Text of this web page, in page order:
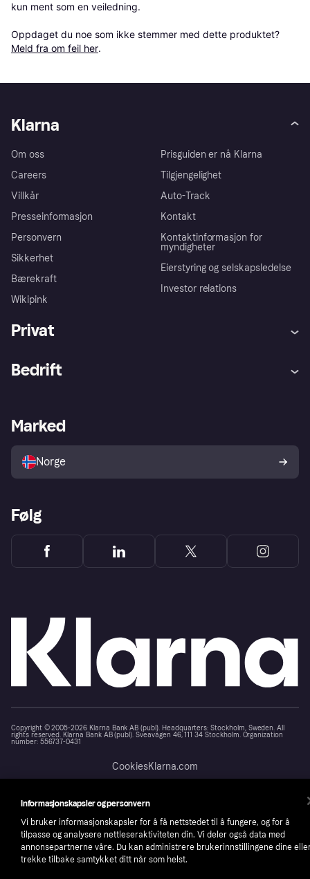
kun ment som en veiledning.
Oppdaget du noe som ikke stemmer med dette produktet?
Meld fra om feil her.
Klarna
Om oss
Careers
Villkår
Presseinformasjon
Personvern
Sikkerhet
Bærekraft
Wikipink
Prisguiden er nå Klarna
Tilgjengelighet
Auto-Track
Kontakt
Kontaktinformasjon for
myndigheter
Eierstyring og selskapsledelse
Investor relations
Privat
Utforsk butikker
Bedrift
Merchant portal
Marked
Norge
Følg
Copyright © 2005-2026 Klarna Bank AB (publ). Headquarters: Stockholm, Sweden. All
rights reserved. Klarna Bank AB (publ). Sveavägen 46, 111 34 Stockholm. Organization
number: 556737-0431
CookiesKlarna.com
Informasjonskapsler og personvern
Vi bruker informasjonskapsler for å få nettstedet til å fungere, og for å
tilpasse og analysere nettleseraktiviteten din. Vi deler også data med
annonsepartnerne våre. Du kan administrere brukerinnstillingene dine
trekke tilbake samtykket ditt når som helst.